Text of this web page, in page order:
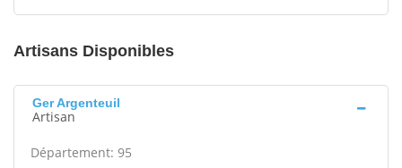
Artisans Disponibles
Ger Argenteuil
Artisan
Département: 95